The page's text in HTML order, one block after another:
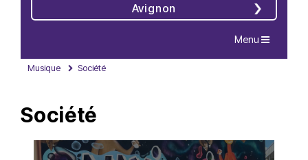
Avignon
Navigation
Menu
Musique Société
Société